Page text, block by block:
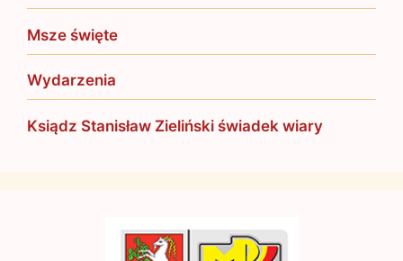
Msze święte
Wydarzenia
Ksiądz Stanisław Zieliński świadek wiary